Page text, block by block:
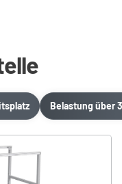
Belastung über